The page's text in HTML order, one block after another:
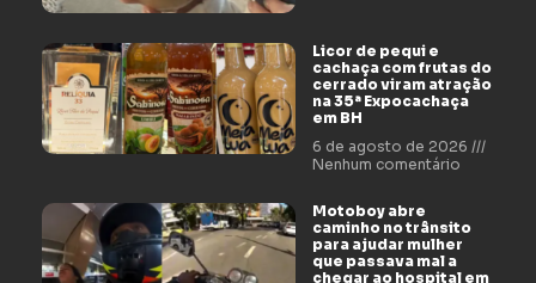
Licor de pequi e
cachaça com frutas do
cerrado viram atração
na 35ª Expocachaça
em BH
6 de agosto de 2026
Nenhum comentário
Motoboy abre
caminho no trânsito
para ajudar mulher
que passava mal a
chegar ao hospital em